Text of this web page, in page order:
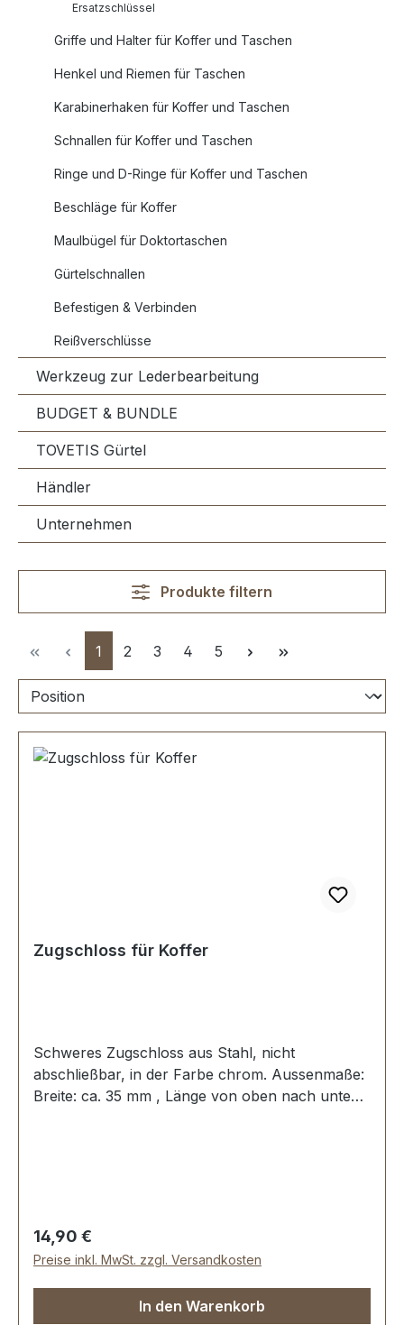
Ersatzschlüssel
Griffe und Halter für Koffer und Taschen
Henkel und Riemen für Taschen
Karabinerhaken für Koffer und Taschen
Schnallen für Koffer und Taschen
Ringe und D-Ringe für Koffer und Taschen
Beschläge für Koffer
Maulbügel für Doktortaschen
Gürtelschnallen
Befestigen & Verbinden
Reißverschlüsse
Werkzeug zur Lederbearbeitung
BUDGET & BUNDLE
TOVETIS Gürtel
Händler
Unternehmen
Produkte filtern
Seite
1 Seite
2 Seite
3 Seite
4 Seite
5
Zugschloss für Koffer
Schweres Zugschloss aus Stahl, nicht
abschließbar, in der Farbe chrom. Aussenmaße:
Breite: ca. 35 mm , Länge von oben nach unten
Regulärer Preis:
14,90 €
Preise inkl. MwSt. zzgl. Versandkosten
In den Warenkorb